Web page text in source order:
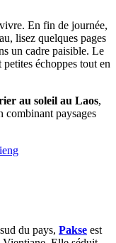
rivière Nam Song. Les
la tyrolienne, le
comme le sommet
ou au coucher du
destinations
actifs.